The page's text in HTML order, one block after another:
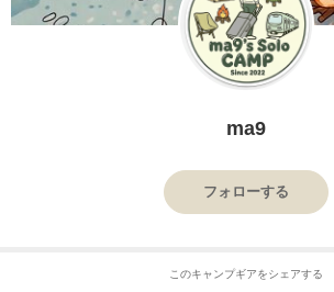
ma9
フォローする
このキャンプギアをシェアする